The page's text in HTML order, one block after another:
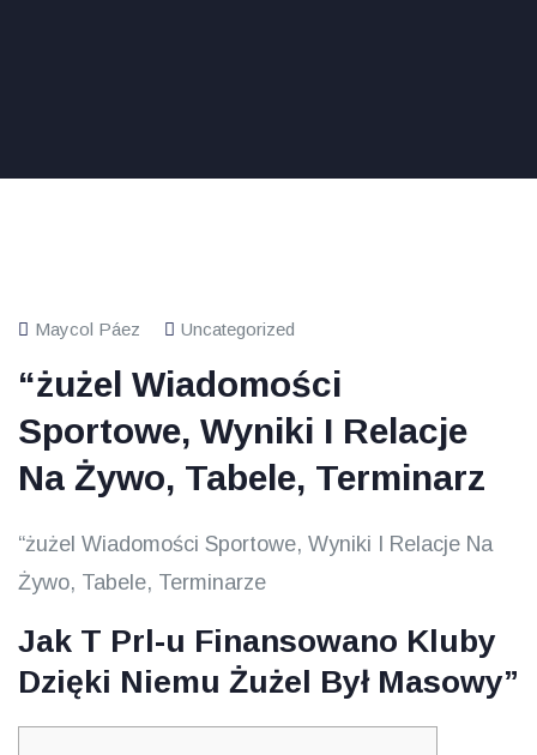
Maycol Páez Uncategorized
“żużel Wiadomości
Sportowe, Wyniki I Relacje
Na Żywo, Tabele, Terminarz
“żużel Wiadomości Sportowe, Wyniki I Relacje Na
Żywo, Tabele, Terminarze
Jak T Prl-u Finansowano Kluby
Dzięki Niemu Żużel Był Masowy”